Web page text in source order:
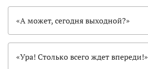
«А может, сегодня выходной?»
«Ура! Столько всего ждет впереди!»